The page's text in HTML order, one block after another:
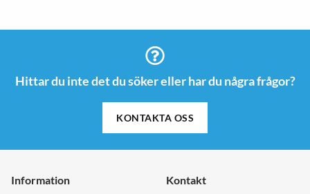
Hittar du inte det du söker eller har du några frågor?
KONTAKTA OSS
Information
Kontakt